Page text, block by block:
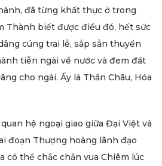
đã từng khất thực ở trong
Thành biết được điều đó, hết sức
cúng trai lễ, sắp sẵn thuyền
tiễn ngài về nước và đem đất
cho ngài. Ấy là Thần Châu, Hóa
hệ ngoại giao giữa Đại Việt và
đoạn Thượng hoàng lãnh đạo
có thể chắc chắn vua Chiêm lúc